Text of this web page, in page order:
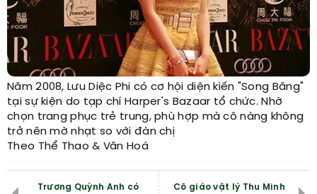
Năm 2008, Lưu Diệc Phi có cơ hội diện kiến "Song Băng"
tại sự kiện do tạp chí Harper's Bazaar tổ chức. Nhờ
chọn trang phục trẻ trung, phù hợp mà cô nàng không
trở nên mờ nhạt so với đàn chị
Theo Thể Thao & Văn Hoá
Trương Quỳnh Anh có
Cô giáo vật lý Thu Minh